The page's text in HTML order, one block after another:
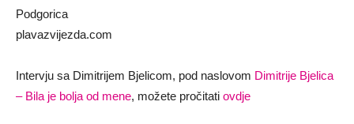
Podgorica
plavazvijezda.com
Intervju sa Dimitrijem Bjelicom, pod naslovom Dimitrije Bjelica
– Bila je bolja od mene, možete pročitati ovdje